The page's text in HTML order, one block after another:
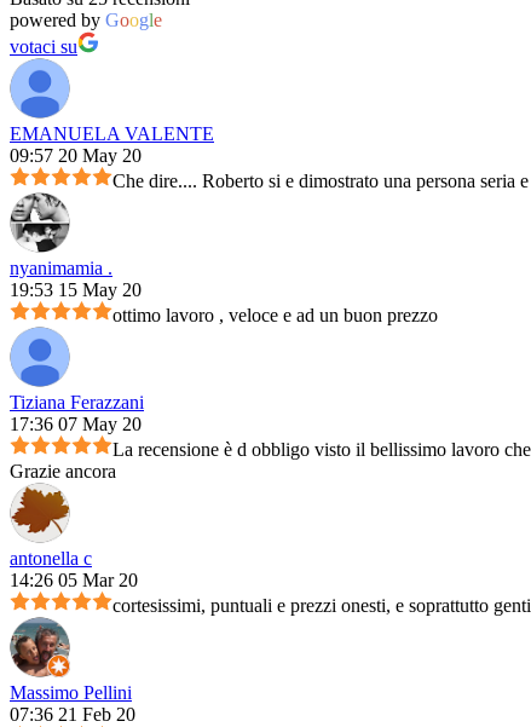
powered by Google
votaci su
EMANUELA VALENTE
09:57 20 May 20
Che dire.... Roberto si e dimostrato una persona seria
nyanimamia .
19:53 15 May 20
ottimo lavoro , veloce e ad un buon prezzo
Tiziana Ferazzani
17:36 07 May 20
La recensione è d obbligo visto il bellissimo lavoro
Grazie ancora
antonella c
14:26 05 Mar 20
cortesissimi, puntuali e prezzi onesti, e soprattutto
Massimo Pellini
07:36 21 Feb 20